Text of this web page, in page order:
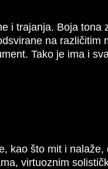
i trajanja. Boja
na
Tako je ima i
kao što mit i
virtuoznim